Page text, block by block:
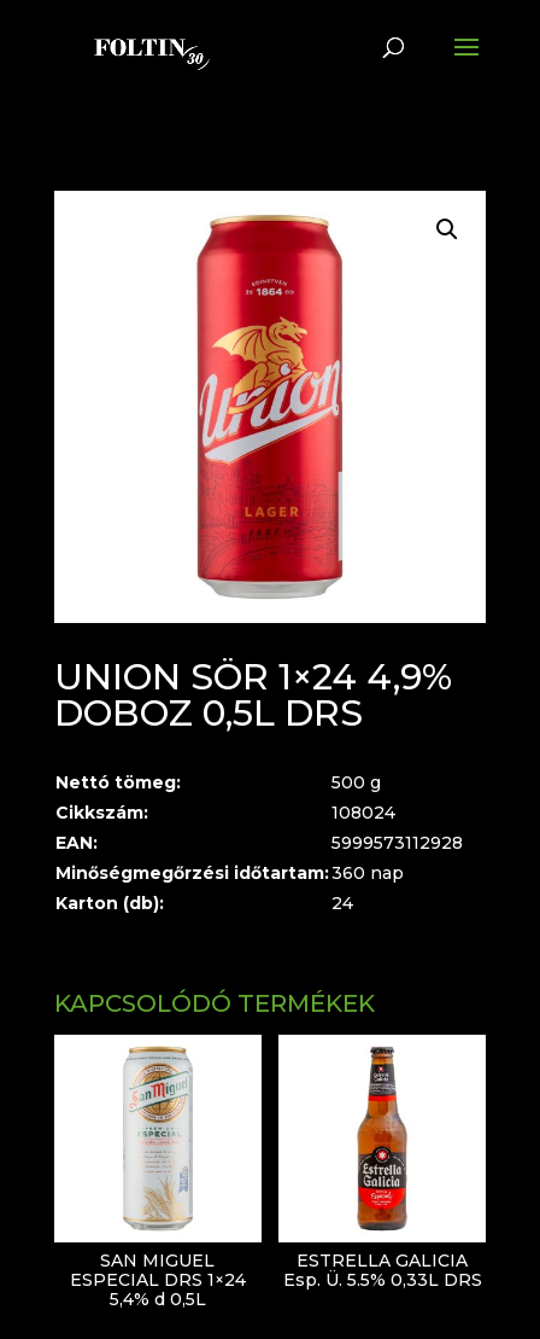
UNION SÖR 1×24 4,9%
DOBOZ 0,5L DRS
Nettó tömeg:
500 g
Cikkszám:
108024
EAN:
5999573112928
Minőségmegőrzési időtartam:360 nap
Karton (db):
24
KAPCSOLÓDÓ TERMÉKEK
SAN MIGUEL
ESPECIAL DRS 1×24
5,4% d 0,5L
ESTRELLA GALICIA
Esp. Ü. 5.5% 0,33L DRS